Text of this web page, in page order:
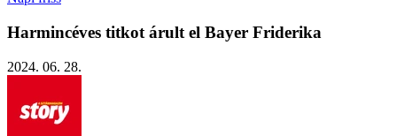
Harmincéves titkot árult el Bayer Friderika
2024. 06. 28.